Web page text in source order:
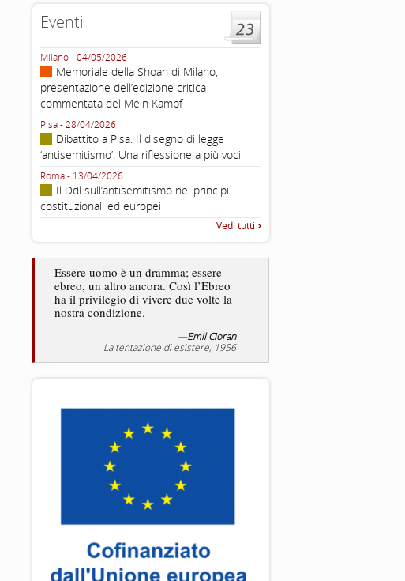
Eventi
Milano - 04/05/2026
Memoriale della Shoah di Milano,
presentazione dell’edizione critica
commentata del Mein Kampf
Pisa - 28/04/2026
Dibattito a Pisa: Il disegno di legge
‘antisemitismo’. Una riflessione a più voci
Roma - 13/04/2026
Il Ddl sull’antisemitismo nei principi
costituzionali ed europei
Vedi tutti
Essere uomo è un dramma; essere
ebreo, un altro ancora. Così l’Ebreo
ha il privilegio di vivere due volte la
nostra condizione.
—Emil Cioran
La tentazione di esistere, 1956